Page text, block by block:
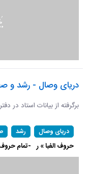
دریای وصال - رشد و
برگرفته از بیانات استاد در
دریای وصال رشد
حروف الفبا » ر -تمام